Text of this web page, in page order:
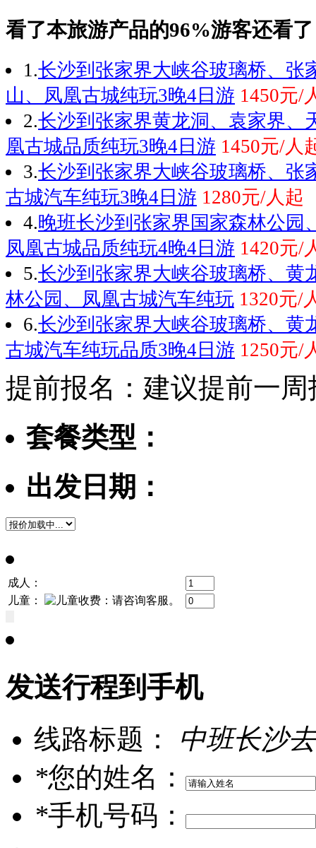
看了本旅游产品的96%游客还看
1.长沙到张家界大峡谷玻璃桥、张
山、凤凰古城纯玩3晚4日游 1450元/
2.长沙到张家界黄龙洞、袁家界、
凰古城品质纯玩3晚4日游 1450元/人
3.长沙到张家界大峡谷玻璃桥、张
古城汽车纯玩3晚4日游 1280元/人起
4.晚班长沙到张家界国家森林公园
凤凰古城品质纯玩4晚4日游 1420元/
5.长沙到张家界大峡谷玻璃桥、黄
林公园、凤凰古城汽车纯玩 1320元/
6.长沙到张家界大峡谷玻璃桥、黄
古城汽车纯玩品质3晚4日游 1250元/
提前报名：建议提前一周
套餐类型：
出发日期：
成人：
儿童：
发送行程到手机
线路标题：
中班长沙
*您的姓名：
*手机号码：